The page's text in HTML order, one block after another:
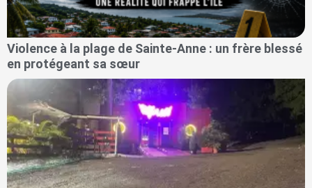
Violence à la plage de Sainte-Anne : un frère blessé
en protégeant sa sœur